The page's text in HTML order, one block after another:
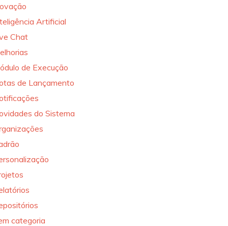
Artificial
Chat
de Execução
de Lançamento
do Sistema
categoria